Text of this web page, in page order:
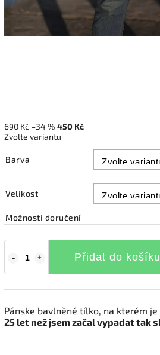
690 Kč –34 % 450 Kč
Zvolte variantu
Barva
Velikost
Možnosti doručení
Přidat do košíku
Pánske bavlněné tílko, na kterém
25 let než jsem začal vypadat tak